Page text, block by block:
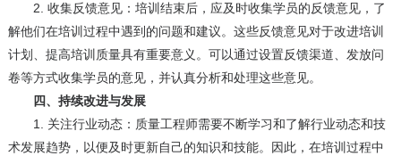
2. 收集反馈意见：培训结束后，应及时收集学员的反馈意见，了
解他们在培训过程中遇到的问题和建议。这些反馈意见对于改进培训
计划、提高培训质量具有重要意义。可以通过设置反馈渠道、发放问
卷等方式收集学员的意见，并认真分析和处理这些意见。
四、持续改进与发展
1. 关注行业动态：质量工程师需要不断学习和了解行业动态和技
术发展趋势，以便及时更新自己的知识和技能。因此，在培训过程中